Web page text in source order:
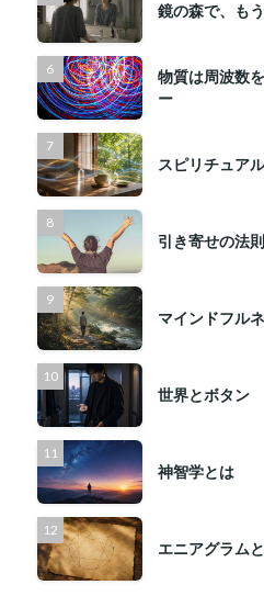
鏡の森で、も
物質は周波数
ー
スピリチュア
引き寄せの法
マインドフル
世界とボタン
神智学とは
エニアグラム